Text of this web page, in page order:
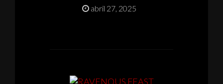
abril 27, 2025